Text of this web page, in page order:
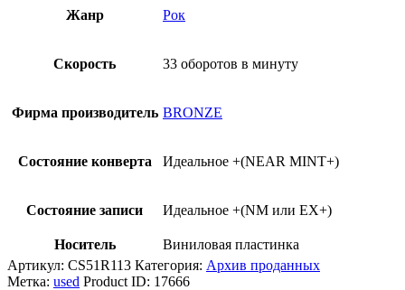
Жанр Рок
Скорость 33 оборотов в минуту
Фирма производитель BRONZE
Состояние конверта Идеальное +(NEAR MINT+)
Состояние записи Идеальное +(NM или EX+)
Носитель
Виниловая пластинка
Артикул: CS51R113 Категория: Архив проданных
Метка: used Product ID: 17666